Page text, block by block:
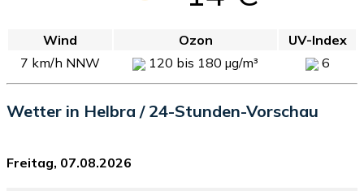
Wind Ozon
UV-Index
7 km/h NNW
120 bis 180 µg/m³ 6
Wetter in Helbra / 24-Stunden-Vorschau
Freitag, 07.08.2026